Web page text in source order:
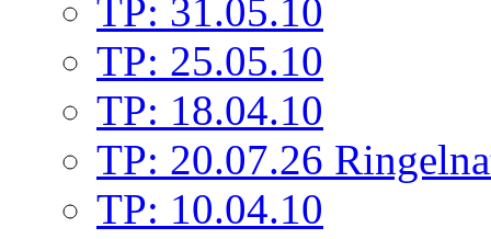
TP: 31.05.10
TP: 25.05.10
TP: 18.04.10
TP: 20.07.26
TP: 10.04.10